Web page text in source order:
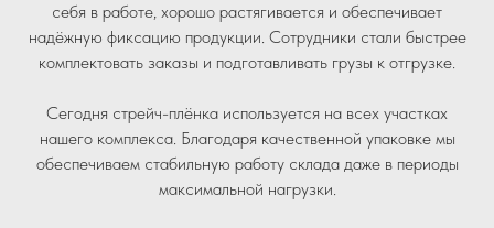
себя в работе, хорошо растягивается и обеспечивает
надёжную фиксацию продукции. Сотрудники стали быстрее
комплектовать заказы и подготавливать грузы к отгрузке.
Сегодня стрейч-плёнка используется на всех участках
нашего комплекса. Благодаря качественной упаковке мы
обеспечиваем стабильную работу склада даже в периоды
максимальной нагрузки.